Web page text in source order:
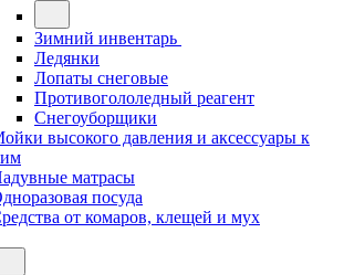
Зимний инвентарь
Ледянки
Лопаты снеговые
Противогололедный реагент
Снегоуборщики
высокого давления и аксессуары к
матрасы
посуда
от комаров, клещей и мух